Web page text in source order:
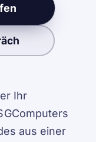
Ihr
aus einer